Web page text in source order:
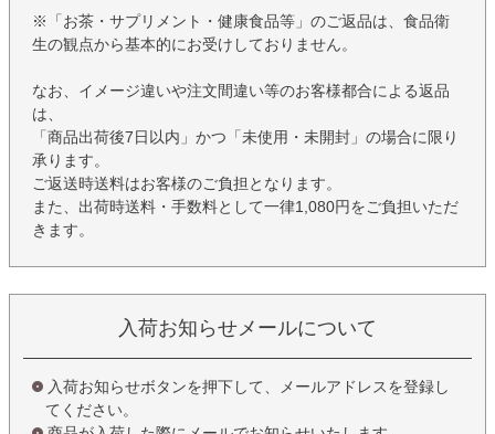
※「お茶・サプリメント・健康食品等」のご返品は、食品衛
生の観点から基本的にお受けしておりません。
なお、イメージ違いや注文間違い等のお客様都合による返品
は、
「商品出荷後7日以内」かつ「未使用・未開封」の場合に限り
承ります。
ご返送時送料はお客様のご負担となります。
また、出荷時送料・手数料として一律1,080円をご負担いただ
きます。
入荷お知らせメールについて
入荷お知らせボタンを押下して、メールアドレスを登録し
てください。